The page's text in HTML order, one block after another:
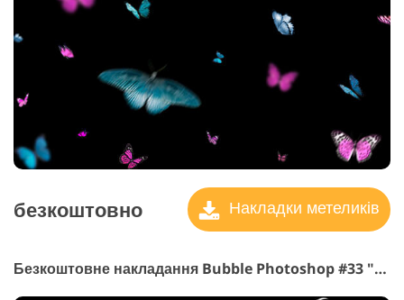
безкоштовно Накладки метеликів
Безкоштовне накладання Bubble Photoshop #33 "Feather"